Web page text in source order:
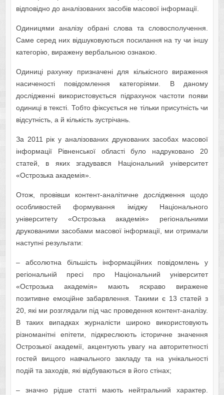
відповідно до аналізованих засобів масової інформації.
Одиницями аналізу обрані слова та словосполучення.
Саме серед них відшуковуються посилання на ту чи іншу
категорію, виражену вербальною ознакою.
Одиниці рахунку призначені для кількісного вираження
насиченості повідомлення категоріями. В даному
дослідженні використовується підрахунок частоти появи
одиниці в тексті. Тобто фіксується не тільки присутність чи
відсутність, а й кількість зустрічань.
За 2011 рік у аналізованих друкованих засобах масової
інформації Рівненської області було надруковано 20
статей, в яких згадувався Національний університет
«Острозька академія».
Отож, провівши контент-аналітичне дослідження щодо
особливостей формування іміджу Національного
університету «Острозька академія» регіональними
друкованими засобами масової інформації, ми отримали
наступні результати:
– абсолютна більшість інформаційних повідомлень у
регіональній пресі про Національний університет
«Острозька академія» мають яскраво виражене
позитивне емоційне забарвлення. Такими є 13 статей з
20, які ми розглядали під час проведення контент-аналізу.
В таких випадках журналісти широко використовують
різноманітні епітети, підкреслюють історичне значення
Острозької академії, акцентують увагу на авторитетності
гостей вищого навчального закладу та на унікальності
подій та заходів, які відбуваються в його стінах;
– значно рідше статті мають нейтральний характер.